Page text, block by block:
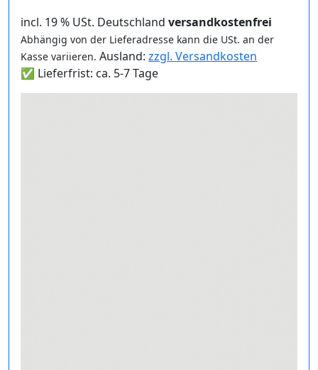
incl. 19 % USt. Deutschland versandkostenfrei
Abhängig von der Lieferadresse kann die USt. an der
Kasse variieren. Ausland: zzgl. Versandkosten
✅ Lieferfrist: ca. 5-7 Tage